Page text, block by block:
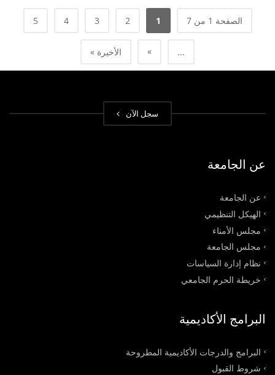
الصفحة 1 من 7 1
2
3
4
5
...
» الأخيرة »
سجل الآن
عن الجامعة
عن الجامعة
الهيكل التنظيمي
مجلس الأمناء
مجلس الجامعة
نظام إدارة السياسات
خريطة الحرم الجامعي
البرامج الأكاديمية
البرامج والدرجات الأكاديمية المطروحة
شروط القبول